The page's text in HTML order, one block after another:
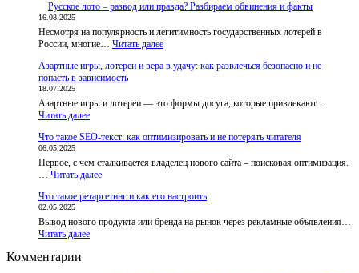
разблокировки
запустил
приложения
бот,
чтобы
не
теряли
к
Русское лото – развод или правда? Разбираем обвинения и факты
16.08.2025
Несмотря на популярность и легитимность государственных лотерей в
России, многие… Читать далее:
лото
или
обвинения
факты
Азартные игры, лотереи и вера в удачу: как развлечься безопасно и не
попасть в зависимость
18.07.2025
Азартные игры и лотереи — это формы досуга, которые привлекают…
Читать далее:
игры,
и
вера
удачу:
развлечься
безопасно
Что такое SEO-текст: как оптимизировать и не потерять читателя
06.05.2025
Первое, с чем сталкивается владелец нового сайта – поисковая оптимизация.
… Читать далее:
такое
текст:
Что такое ретаргетинг и как его настроить
02.05.2025
Вывод нового продукта или бренда на рынок через рекламные объявления…
Читать далее:
Комментарии